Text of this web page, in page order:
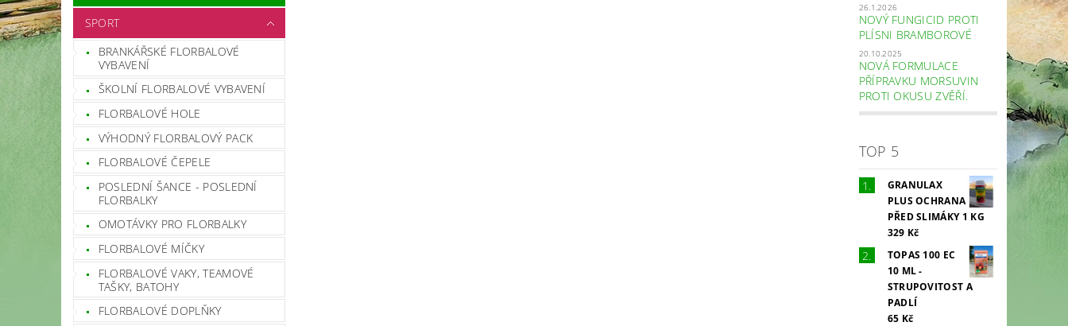
SPORT
BRANKÁŘSKÉ FLORBALOVÉ
VYBAVENÍ
ŠKOLNÍ FLORBALOVÉ VYBAVENÍ
FLORBALOVÉ HOLE
VÝHODNÝ FLORBALOVÝ PACK
FLORBALOVÉ ČEPELE
POSLEDNÍ ŠANCE - POSLEDNÍ
FLORBALKY
OMOTÁVKY PRO FLORBALKY
FLORBALOVÉ MÍČKY
FLORBALOVÉ VAKY, TEAMOVÉ
TAŠKY, BATOHY
FLORBALOVÉ DOPLŇKY
26.1.2026
NOVÝ FUNGICID PROTI
PLÍSNI BRAMBOROVÉ
20.10.2025
NOVÁ FORMULACE
PŘÍPRAVKU MORSUVIN
PROTI OKUSU ZVĚŘÍ.
TOP 5
GRANULAX
PLUS OCHRANA
PŘED SLIMÁKY 1 KG
329 Kč
TOPAS 100 EC
10 ML -
STRUPOVITOST A
PADLÍ
65 Kč